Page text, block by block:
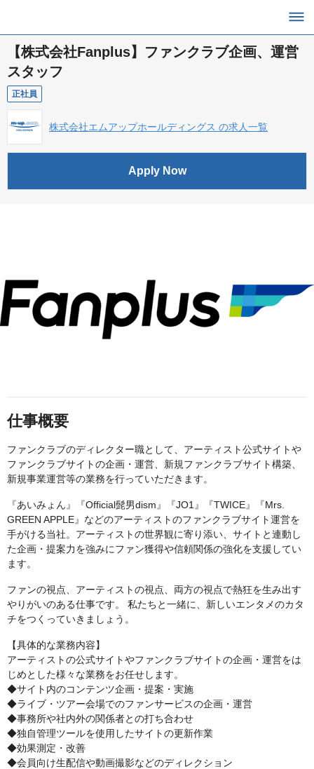
【株式会社Fanplus】ファンクラブ企画、運営
スタッフ
正社員
株式会社エムアップホールディングス の求人一覧
Apply Now
仕事概要
ファンクラブのディレクター職として、アーティスト公式サイトや
ファンクラブサイトの企画・運営、新規ファンクラブサイト構築、
新規事業運営等の業務を行っていただきます。
『あいみょん』『Official髭男dism』『JO1』『TWICE』『Mrs.
GREEN APPLE』などのアーティストのファンクラブサイト運営を
手がける当社。アーティストの世界観に寄り添い、サイトと連動し
た企画・提案力を強みにファン獲得や信頼関係の強化を支援してい
ます。
ファンの視点、アーティストの視点、両方の視点で熱狂を生み出す
やりがいのある仕事です。 私たちと一緒に、新しいエンタメのカタ
チをつくっていきましょう。
【具体的な業務内容】
アーティストの公式サイトやファンクラブサイトの企画・運営をは
じめとした様々な業務をお任せします。
◆サイト内のコンテンツ企画・提案・実施
◆ライブ・ツアー会場でのファンサービスの企画・運営
◆事務所や社内外の関係者との打ち合わせ
◆独自管理ツールを使用したサイトの更新作業
◆効果測定・改善
◆会員向け生配信や動画撮影などのディレクション